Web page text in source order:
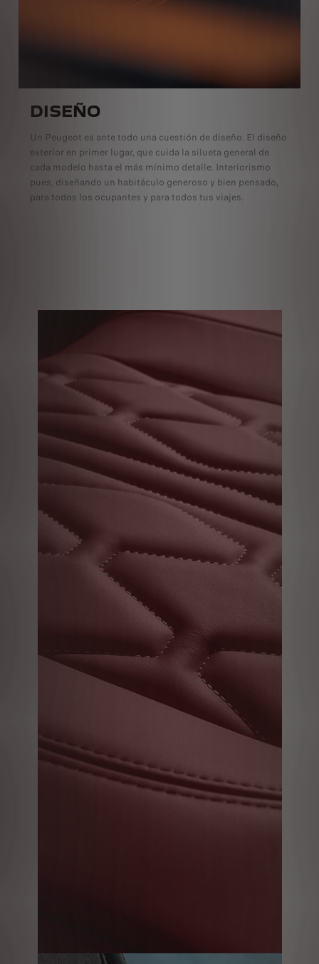
DISEÑO
Un Peugeot es ante todo una cuestión de diseño. El diseño
exterior en primer lugar, que cuida la silueta general de
cada modelo hasta el más mínimo detalle. Interiorismo
pues, diseñando un habitáculo generoso y bien pensado,
para todos los ocupantes y para todos tus viajes.